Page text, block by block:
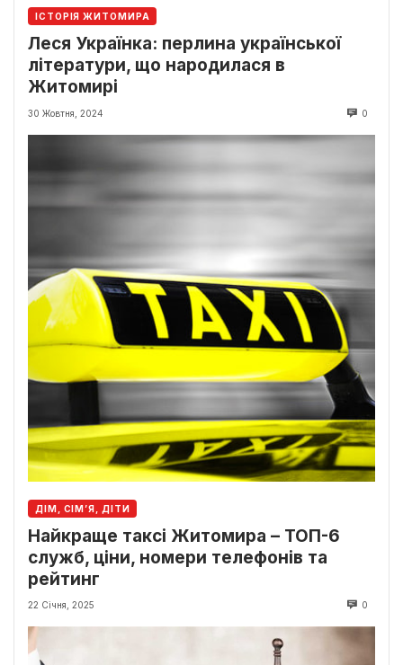
ІСТОРІЯ ЖИТОМИРА
Леся Українка: перлина української
літератури, що народилася в
Житомирі
30 Жовтня, 2024 0
ДІМ, СІМ’Я, ДІТИ
Найкраще таксі Житомира – ТОП-6
служб, ціни, номери телефонів та
рейтинг
22 Січня, 2025 0